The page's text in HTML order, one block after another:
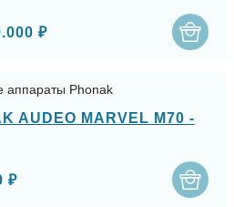
₽
аппараты Phonak
AUDEO MARVEL M70 -
₽